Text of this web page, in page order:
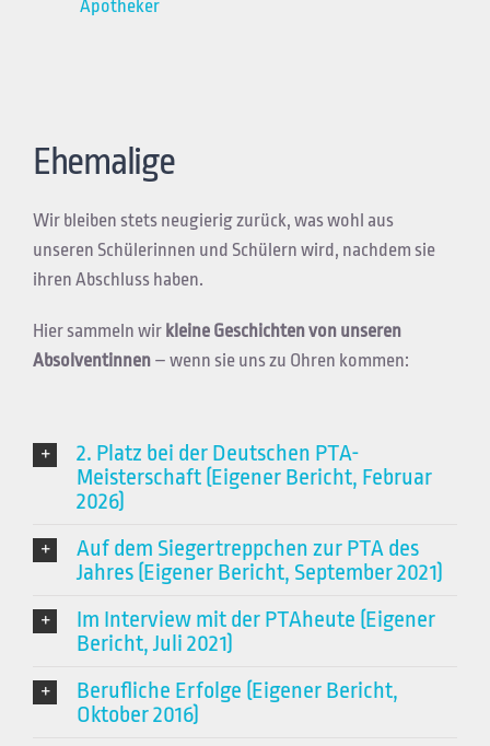
Apotheker
Ehemalige
Wir bleiben stets neugierig zurück, was wohl aus
unseren Schülerinnen und Schülern wird, nachdem sie
ihren Abschluss haben.
Hier sammeln wir kleine Geschichten von unseren
Absolventinnen – wenn sie uns zu Ohren kommen:
2. Platz bei der Deutschen PTA-
Meisterschaft (Eigener Bericht, Februar
2026)
Auf dem Siegertreppchen zur PTA des
Jahres (Eigener Bericht, September 2021)
Im Interview mit der PTAheute (Eigener
Bericht, Juli 2021)
Berufliche Erfolge (Eigener Bericht,
Oktober 2016)